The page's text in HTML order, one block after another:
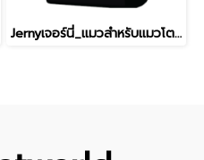
Jernyเจอร์นี่_แมวสำหรับแมวโต 1 ปีขึ้นไป [20Kg]